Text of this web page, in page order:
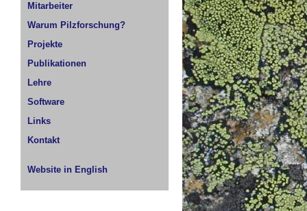
Mitarbeiter
Warum Pilzforschung?
Projekte
Publikationen
Lehre
Software
Links
Kontakt
Website in English